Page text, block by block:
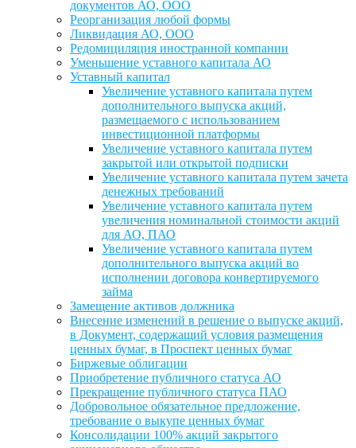
документов АО, ООО
Реорганизация любой формы
Ликвидация АО, ООО
Редомициляция иностранной компании
Уменьшение уставного капитала АО
Уставный капитал
Увеличение уставного капитала путем
дополнительного выпуска акций,
размещаемого с использованием
инвестиционной платформы
Увеличение уставного капитала путем
закрытой или открытой подписки
Увеличение уставного капитала путем зачета
денежных требований
Увеличение уставного капитала путем
увеличения номинальной стоимости акций
для АО, ПАО
Увеличение уставного капитала путем
дополнительного выпуска акций во
исполнении договора конвертируемого
займа
Замещение активов должника
Внесение изменений в решение о выпуске акций,
в Документ, содержащий условия размещения
ценных бумаг, в Проспект ценных бумаг
Биржевые облигации
Приобретение публичного статуса АО
Прекращение публичного статуса ПАО
Добровольное обязательное предложение,
требование о выкупе ценных бумаг
Консолидации 100% акций закрытого